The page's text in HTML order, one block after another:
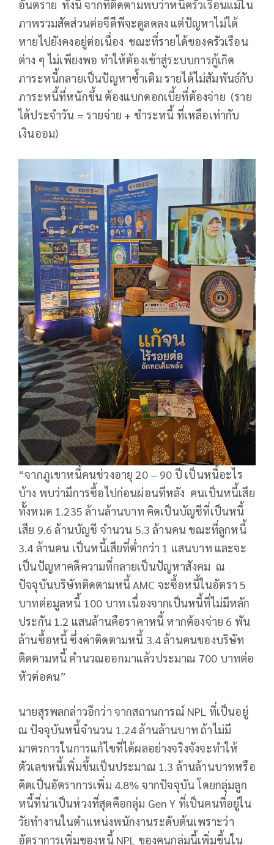
อันตราย ทั้งนี้ จากที่ติดตามพบว่าหนี้ครัวเรือนแม้ใน
ภาพรวมสัดส่วนต่อจีดีพีจะดูลดลง แต่ปัญหาไม่ได้
หายไปยังคงอยู่ต่อเนื่อง ขณะที่รายได้ของครัวเรือน
ต่าง ๆ ไม่เพียงพอ ทำให้ต้องเข้าสู่ระบบการกู้เกิด
ภาระหนี้กลายเป็นปัญหาซ้ำเติม รายได้ไม่สัมพันธ์กับ
ภาระหนี้ที่หนักขึ้น ต้องแบกดอกเบี้ยที่ต้องจ่าย (ราย
ได้ประจำวัน = รายจ่าย + ชำระหนี้ ที่เหลือเท่ากับ
เงินออม)
“จากภูเขาหนี้คนช่วงอายุ 20 – 90 ปี เป็นหนี้อะไร
บ้าง พบว่ามีการซื้อไปก่อนผ่อนทีหลัง คนเป็นหนี้เสีย
ทั้งหมด 1.235 ล้านล้านบาท คิดเป็นบัญชีที่เป็นหนี้
เสีย 9.6 ล้านบัญชี จำนวน 5.3 ล้านคน ขณะที่ลูกหนี้
3.4 ล้านคน เป็นหนี้เสียที่ต่ำกว่า 1 แสนบาท และจะ
เป็นปัญหาคดีความที่กลายเป็นปัญหาสังคม ณ
ปัจจุบันบริษัทติดตามหนี้ AMC จะซื้อหนี้ในอัตรา 5
บาทต่อมูลหนี้ 100 บาท เนื่องจากเป็นหนี้ที่ไม่มีหลัก
ประกัน 1.2 แสนล้านคือราคาหนี้ หากต้องจ่าย 6 พัน
ล้านซื้อหนี้ ซึ่งค่าติดตามหนี้ 3.4 ล้านคนของบริษัท
ติดตามหนี้ คำนวณออกมาแล้วประมาณ 700 บาทต่อ
หัวต่อคน”
นายสุรพลกล่าวอีกว่า จากสถานการณ์ NPL ที่เป็นอยู่
ณ ปัจจุบันหนี้จำนวน 1.24 ล้านล้านบาท ถ้าไม่มี
มาตรการในการแก้ไขที่ได้ผลอย่างจริงจังจะทำให้
ตัวเลขหนี้เพิ่มขึ้นเป็นประมาณ 1.3 ล้านล้านบาทหรือ
คิดเป็นอัตราการเพิ่ม 4.8% จากปัจจุบัน โดยกลุ่มลูก
หนี้ที่น่าเป็นห่วงที่สุดคือกลุ่ม Gen Y ที่เป็นคนที่อยู่ใน
วัยทำงานในตำแหน่งพนักงานระดับต้นเพราะว่า
อัตราการเพิ่มของหนี้ NPL ของคนกลุ่มนี้เพิ่มขึ้นใน